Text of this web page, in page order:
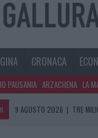
CRONACA
PAUSANIA ARZACHENA LA
9 AGOSTO 2026 | TRE